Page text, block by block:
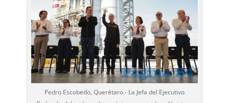
Pedro Escobedo, Querétaro.- La Jefa del Ejecutivo